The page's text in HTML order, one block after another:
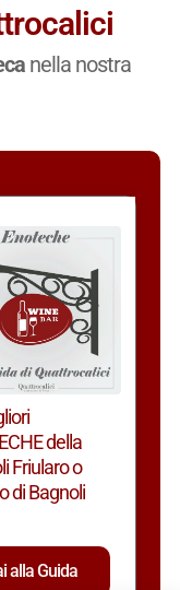
nella nostra
della
Friularo o
di Bagnoli
alla Guida